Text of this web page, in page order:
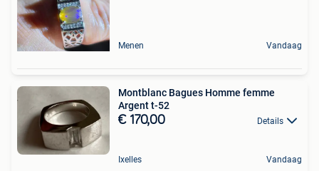
Menen Vandaag
Montblanc Bagues Homme femme
Argent t-52
€ 170,00 Details
Ixelles Vandaag